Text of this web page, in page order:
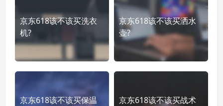
京东618该不该买洗衣
机?
京东618该不该买洒水
壶?
京东618该不该买保温
京东618该不该买战术